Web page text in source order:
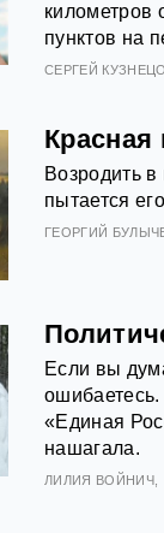
километров
пунктов на
СЕРГЕЙ
Красная
Возродить в
пытается
ГЕОРГИЙ
Если вы
«Единая
нашагала.
ЛИЛИЯ ВОЙНИЧ